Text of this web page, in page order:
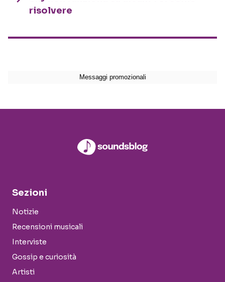
risolvere
Sezioni
Notizie
Recensioni musicali
Interviste
Gossip e curiosità
Artisti